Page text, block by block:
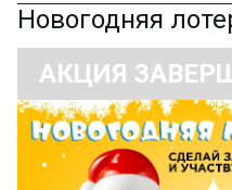
Новогодняя
АКЦИЯ